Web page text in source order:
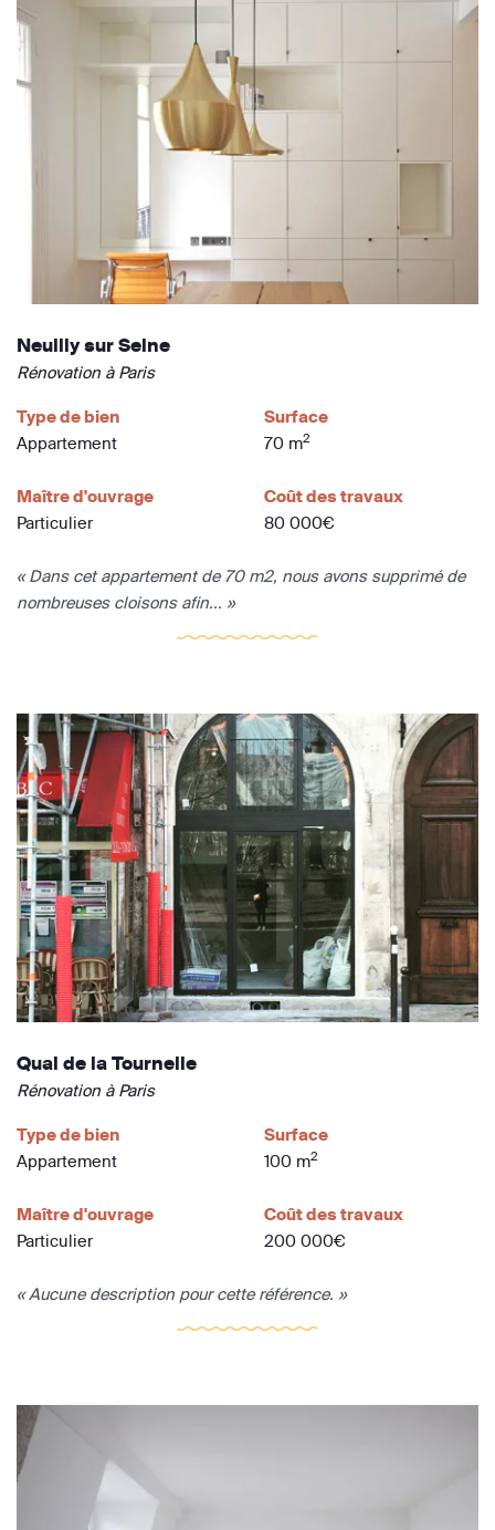
Neuilly sur Seine
Rénovation à Paris
Type de bien
Appartement
Surface
70 m2
Maître d'ouvrage
Particulier
Coût des travaux
80 000€
« Dans cet appartement de 70 m2, nous avons supprimé de
nombreuses cloisons afin... »
Quai de la Tournelle
Rénovation à Paris
Type de bien
Appartement
Surface
100 m2
Maître d'ouvrage
Particulier
Coût des travaux
200 000€
« Aucune description pour cette référence. »